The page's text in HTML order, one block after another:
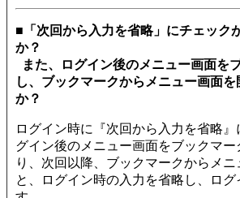
■「次回から入力を省略」にチェック
か？
また、ログイン後のメニュー画面を
し、ブックマークからメニュー画面
か？
ログイン時に『次回から入力を省略』
グイン後のメニュー画面をブックマー
り、次回以降、ブックマークからメニ
と、ログイン時の入力を省略し、ログ